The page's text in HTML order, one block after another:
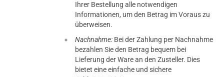
Ihrer Bestellung alle notwendigen
Informationen, um den Betrag im Voraus zu
überweisen.
Nachnahme: Bei der Zahlung per Nachnahme
bezahlen Sie den Betrag bequem bei
Lieferung der Ware an den Zusteller. Dies
bietet eine einfache und sichere